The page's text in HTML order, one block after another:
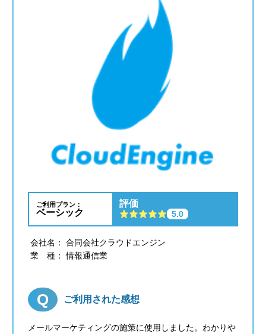
ご利用プラン：
ベーシック
評価
5.0
会社名： 合同会社クラウドエンジン
業 種： 情報通信業
ご利用された感想
メールマーケティングの施策に使用しました。わかりや